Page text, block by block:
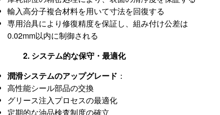
輸入高分子複合材料を用いて寸法を回復する
専用治具により修復精度を保証し、組み付け公差は
0.02mm以内に制御される
2. システム的な保守・最適化
潤滑システムのアップグレード ：
高性能シール部品の交換
グリース注入プロセスの最適化
定期的な油品検査制度の確立